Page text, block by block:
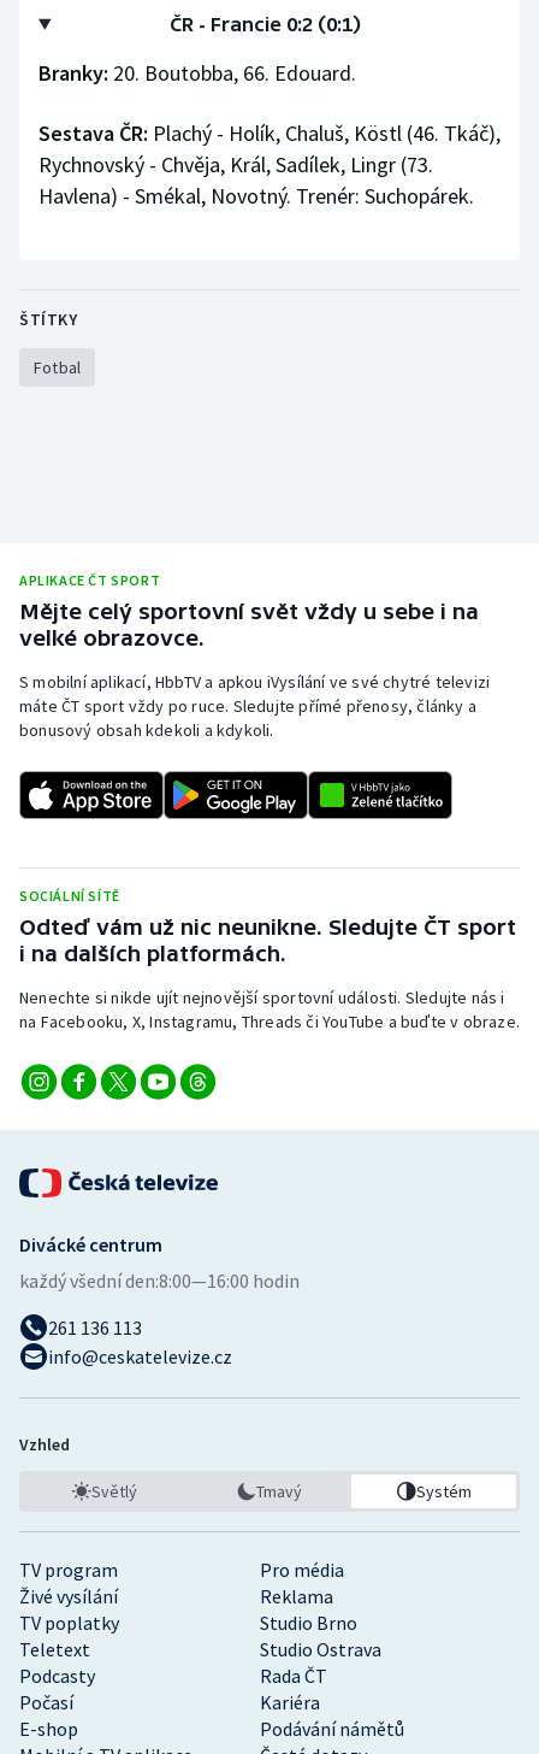
Olympijské hry
Short track
Sportovní střelba
Stolní tenis
Veslování
Vodní slalom
Volejbal
ČR - Francie 0:2 (0:1)
Branky: 20. Boutobba, 66. Edouard.
Sestava ČR: Plachý - Holík, Chaluš, Köstl (46. Tkáč),
Rychnovský - Chvěja, Král, Sadílek, Lingr (73.
Havlena) - Smékal, Novotný. Trenér: Suchopárek.
ŠTÍTKY
Fotbal
APLIKACE ČT SPORT
Mějte celý sportovní svět vždy u sebe i na
velké obrazovce.
S mobilní aplikací, HbbTV a apkou iVysílání ve své chytré televizi
máte ČT sport vždy po ruce. Sledujte přímé přenosy, články a
bonusový obsah kdekoli a kdykoli.
SOCIÁLNÍ SÍTĚ
Odteď vám už nic neunikne. Sledujte ČT sport
i na dalších platformách.
Nenechte si nikde ujít nejnovější sportovní události. Sledujte nás i
na Facebooku, X, Instagramu, Threads či YouTube a buďte v obraze.
TV program
Pro média
Živé vysílání
Reklama
TV poplatky
Studio Brno
Teletext
Studio Ostrava
Podcasty
Rada ČT
Počasí
Kariéra
E-shop
Podávání námětů
Divácké centrum
každý všední den:8:00—16:00 hodin
261 136 113
info@ceskatelevize.cz
Vzhled
Světlý Tmavý Systém